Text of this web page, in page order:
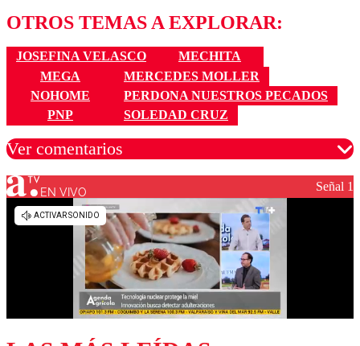
OTROS TEMAS A EXPLORAR:
JOSEFINA VELASCO
MECHITA
MEGA
MERCEDES MOLLER
NOHOME
PERDONA NUESTROS PECADOS
PNP
SOLEDAD CRUZ
Ver comentarios
Los comentarios son moderados para garantizar un
diálogo respetuoso.
EN VIVO Señal 1